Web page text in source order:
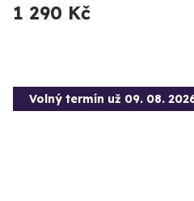
1 290 Kč
Volný termín už 09. 08.